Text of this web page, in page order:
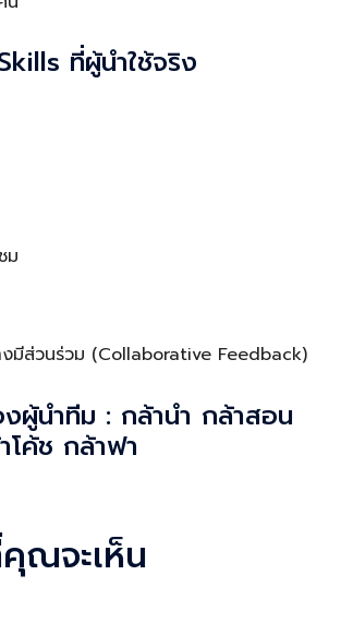
ที่ผู้นำใช้จริง
ม
มีส่วนร่วม (Collaborative Feedback)
ผู้นำทีม : กล้านำ กล้าสอน
โค้ช กล้าฟา
ณจะเห็น